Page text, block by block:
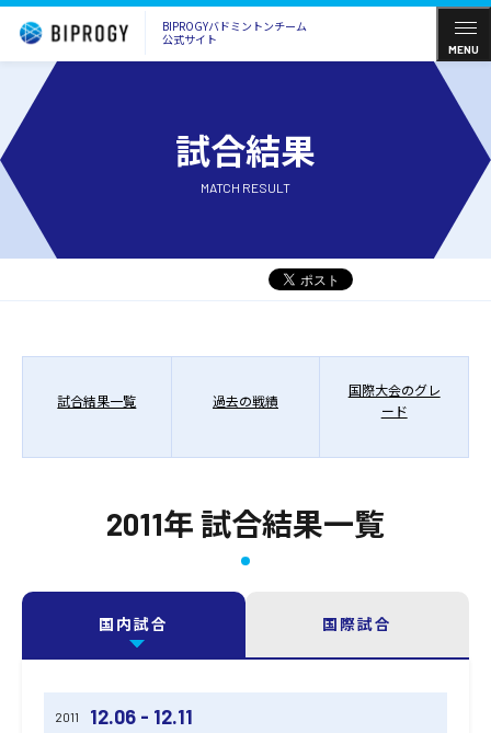
BIPROGYバドミントンチーム
公式サイト
MENU
試合結果
MATCH RESULT
試合結果一覧 過去の戦績
国際大会のグレ
ード
2011年 試合結果一覧
国内試合 国際試合
12.06 - 12.11
2011